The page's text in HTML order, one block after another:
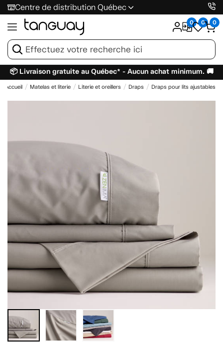
Centre de distribution Québec
0 0 0
📦 Livraison gratuite au Québec* - Aucun achat minimum. 🚚
Accueil Matelas et literie Literie et oreillers Draps Draps pour lits ajustables